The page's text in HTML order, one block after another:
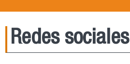
Redes sociales